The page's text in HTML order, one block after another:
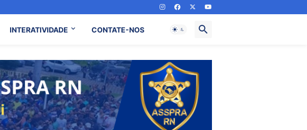
INTERATIVIDADE CONTATE-NOS